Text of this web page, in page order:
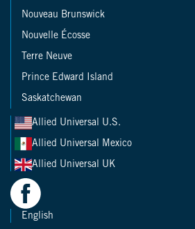
Nouveau Brunswick
Nouvelle Écosse
Terre Neuve
Prince Edward Island
Saskatchewan
Allied Universal U.S.
Allied Universal Mexico
Allied Universal UK
English